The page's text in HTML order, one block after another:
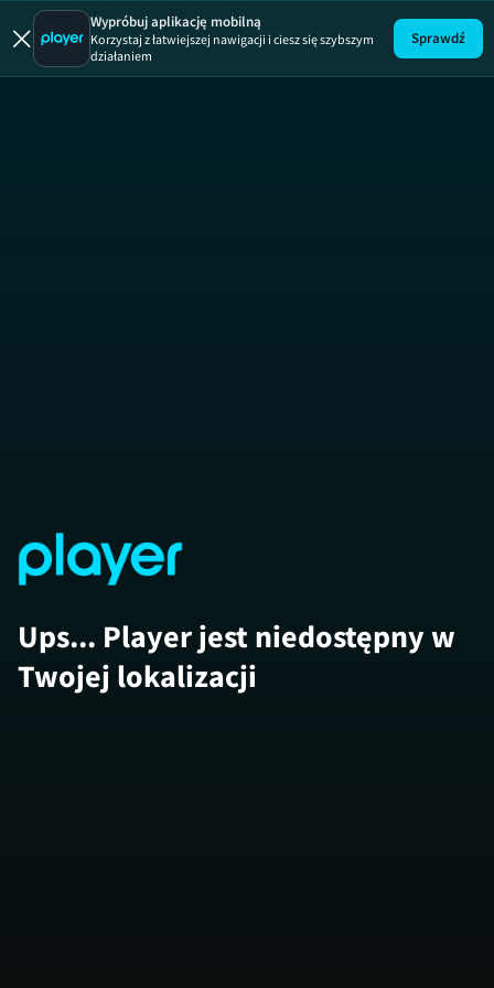
Julia ODCINEK 145
JULIA
Wypróbuj aplikację mobilną
Korzystaj z łatwiejszej nawigacji i ciesz się szybszym
działaniem
Sprawdź
Ups... Player jest niedostępny w
Twojej lokalizacji